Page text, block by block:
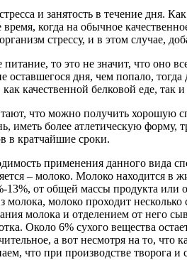
и занятость в течение дня.
когда на обычное
стрессу, и в этом случае,
то это не значит, что оно
оставшегося дня, чем попало,
качественной белковой еде,
что можно получить хорошую
иметь более атлетическую форму,
в кратчайшие сроки.
применения данного вида
– молоко. Молоко находится
13%, от общей массы продукта
молока, молоко проходит
молока и отделением от него
Около 6% сухого вещества
а вот несмотря на то,
что при производстве творога и